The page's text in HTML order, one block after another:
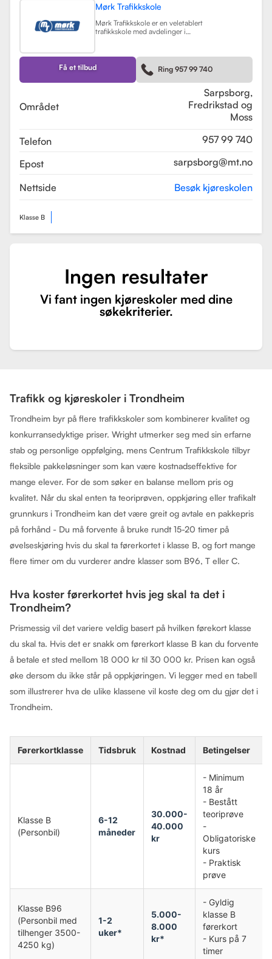
Mørk Trafikkskole
Mørk Trafikkskole er en veletablert
trafikkskole med avdelinger i
på undervisningen, og har fått
positive tilbakemeldinger fra elever,
med vurderinger som 5.0 i
Sarpsborg og 4.4 i Fredrikstad.
Få et tilbud Ring 957 99 740
Området
Sarpsborg,
Fredrikstad og
Moss
Telefon
957 99 740
Epost
sarpsborg@mt.no
Nettside Besøk kjøreskolen
Klasse B
Ingen resultater
Vi fant ingen kjøreskoler med dine
søkekriterier.
Trafikk og kjøreskoler i Trondheim
Trondheim byr på flere trafikkskoler som kombinerer kvalitet og
konkurransedyktige priser. Wright utmerker seg med sin erfarne
stab og personlige oppfølging, mens Centrum Trafikkskole tilbyr
fleksible pakkeløsninger som kan være kostnadseffektive for
mange elever. For de som søker en balanse mellom pris og
kvalitet. Når du skal enten ta teoriprøven, oppkjøring eller trafikalt
grunnkurs i Trondheim kan det være greit og avtale en pakkepris
på forhånd - Du må forvente å bruke rundt 15-20 timer på
øvelseskjøring hvis du skal ta førerkortet i klasse B, og fort mange
flere timer om du vurderer andre klasser som B96, T eller C.
Hva koster førerkortet hvis jeg skal ta det i
Trondheim?
Prismessig vil det variere veldig basert på hvilken førekort klasse
du skal ta. Hvis det er snakk om førerkort klasse B kan du forvente
å betale et sted mellom 18 000 kr til 30 000 kr. Prisen kan også
øke dersom du ikke står på oppkjøringen. Vi legger med en tabell
som illustrerer hva de ulike klassene vil koste deg om du gjør det i
Trondheim.
Førerkortklasse Tidsbruk Kostnad Betingelser
Klasse B
(Personbil)
6-12
måneder
30.000-
40.000
kr
- Minimum
18 år
- Bestått
teoriprøve
-
Obligatoriske
kurs
- Praktisk
prøve
Klasse B96
(Personbil med
tilhenger 3500-
4250 kg)
1-2
uker*
5.000-
8.000
kr*
- Gyldig
klasse B
førerkort
- Kurs på 7
timer